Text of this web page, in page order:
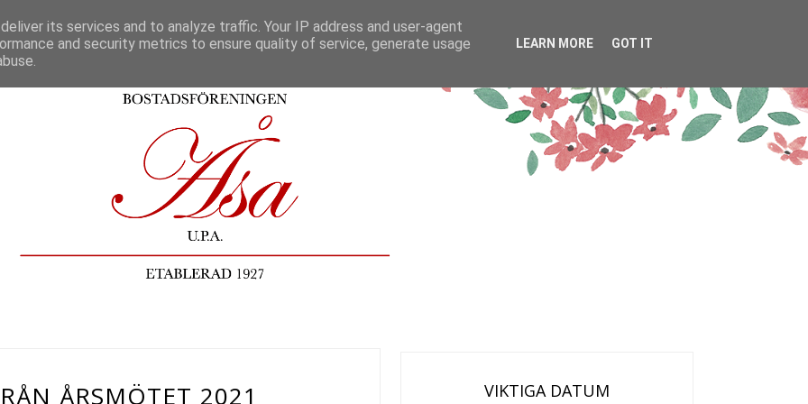
ÅRSMÖTET 2021 VIKTIGA DATUM
its services and to analyze traffic. Your IP address and user-agent
and security metrics to ensure quality of service, generate usage
LEARN MORE GOT IT